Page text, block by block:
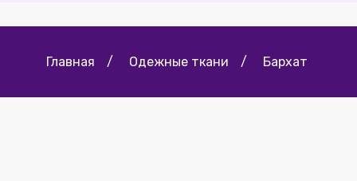
Главная / Одежные ткани / Бархат